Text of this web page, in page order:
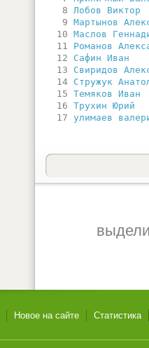
   8
   9
  10
Маслов
  11
Романов
  12
  13
  14
  15
  16
  17
Новое на сайте Статистика